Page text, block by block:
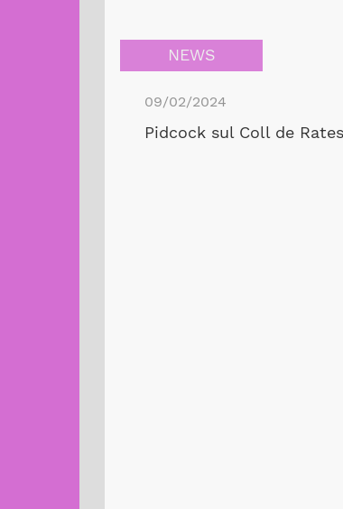
NEWS
09/02/2024
Pidcock sul Coll de